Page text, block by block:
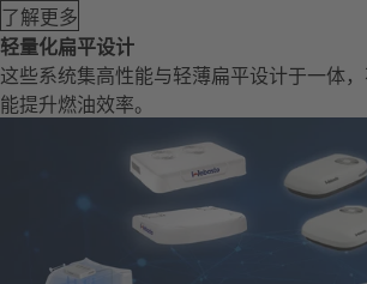
了解更多
轻量化扁平设计
这些系统集高性能与轻薄扁平设计于一体
能提升燃油效率。